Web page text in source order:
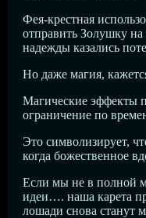
Фея-крестная
отправить Золушку на
надежды казались
Но даже магия,
Магические эффекты
ограничение по
Это символизирует,
когда божественное
Если мы не в полной
идеи…. наша карета
лошади снова станут